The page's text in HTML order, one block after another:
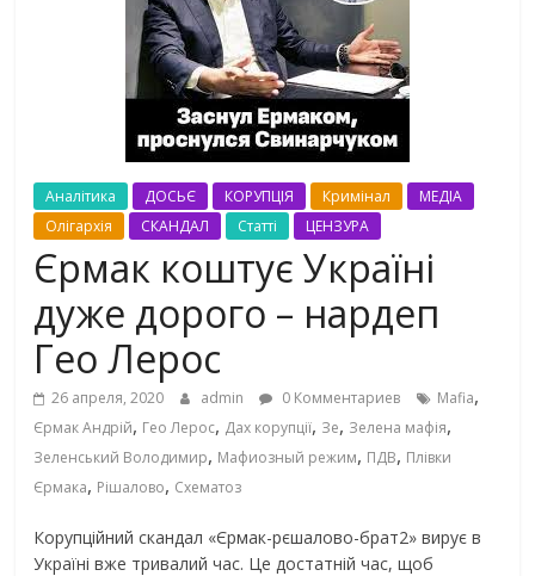
Аналітика ДОСЬЄ КОРУПЦІЯ Кримінал
МЕДІА
Олігархія
СКАНДАЛ Статті ЦЕНЗУРА
Єрмак коштує Україні
дуже дорого – нардеп
Гео Лерос
26 апреля, 2020 admin 0 Комментариев Mafia,
Єрмак Андрій, Гео Лерос, Дах корупції, Зе, Зелена мафія,
Зеленський Володимир, Мафиозный режим, ПДВ, Плівки
Єрмака, Рішалово, Схематоз
Корупційний скандал «Єрмак-рєшалово-брат2» вирує в
Україні вже тривалий час. Це достатній час, щоб